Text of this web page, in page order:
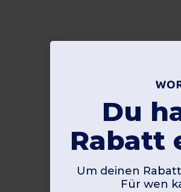
Du
Rabatt
Um deinen
Für wen